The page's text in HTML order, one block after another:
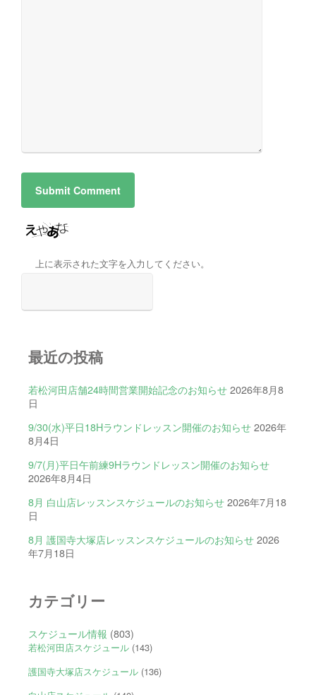
上に表示された文字を入力してください。
最近の投稿
若松河田店舗24時間営業開始記念のお知らせ 2026年8月8
日
9/30(水)平日18Hラウンドレッスン開催のお知らせ 2026年
8月4日
9/7(月)平日午前練9Hラウンドレッスン開催のお知らせ
2026年8月4日
8月 白山店レッスンスケジュールのお知らせ 2026年7月18
日
8月 護国寺大塚店レッスンスケジュールのお知らせ 2026
年7月18日
カテゴリー
スケジュール情報 (803)
若松河田店スケジュール(143)
護国寺大塚店スケジュール(136)